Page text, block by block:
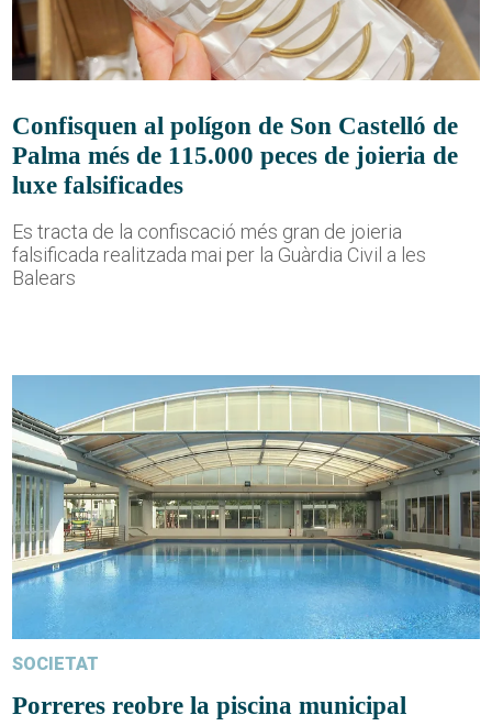
Confisquen al polígon de Son Castelló de
Palma més de 115.000 peces de joieria de
luxe falsificades
Es tracta de la confiscació més gran de joieria
falsificada realitzada mai per la Guàrdia Civil a les
Balears
SOCIETAT
Porreres reobre la piscina municipal